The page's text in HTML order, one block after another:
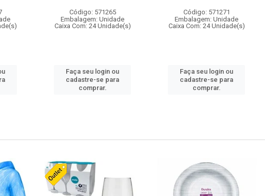
Código: 571265
Embalagem: Unidade
Caixa Com: 24 Unidade(s)
Faça seu login ou
cadastre-se para
comprar.
Código: 571271
Embalagem: Unidade
Caixa Com: 24 Unidade(s)
Faça seu login ou
cadastre-se para
comprar.